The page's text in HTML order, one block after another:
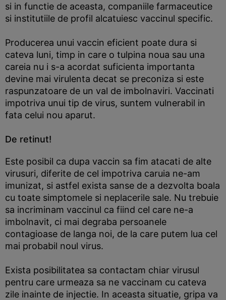
si in functie de aceasta, companiile farmaceutice
si institutiile de profil alcatuiesc vaccinul specific.
Producerea unui vaccin eficient poate dura si
cateva luni, timp in care o tulpina noua sau una
careia nu i s-a acordat suficienta importanta
devine mai virulenta decat se preconiza si este
raspunzatoare de un val de imbolnaviri. Vaccinati
impotriva unui tip de virus, suntem vulnerabil in
fata celui nou aparut.
De retinut!
Este posibil ca dupa vaccin sa fim atacati de alte
virusuri, diferite de cel impotriva caruia ne-am
imunizat, si astfel exista sanse de a dezvolta boala
cu toate simptomele si neplacerile sale. Nu trebuie
sa incriminam vaccinul ca fiind cel care ne-a
imbolnavit, ci mai degraba persoanele
contagioase de langa noi, de la care putem lua cel
mai probabil noul virus.
Exista posibilitatea sa contactam chiar virusul
pentru care urmeaza sa ne vaccinam cu cateva
zile inainte de injectie. In aceasta situatie, gripa va